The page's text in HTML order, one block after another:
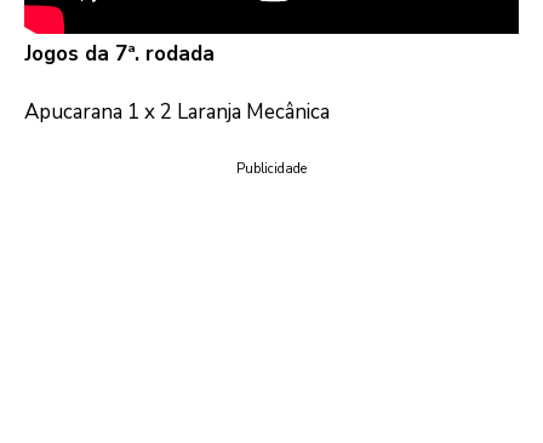
Jogos da 7ª. rodada
Apucarana 1 x 2 Laranja Mecânica
Publicidade